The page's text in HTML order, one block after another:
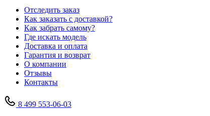
Отследить заказ
Как заказать с доставкой?
Как забрать самому?
Где искать модель
Доставка и оплата
Гарантия и возврат
О компании
Отзывы
Контакты
8 499 553-06-03